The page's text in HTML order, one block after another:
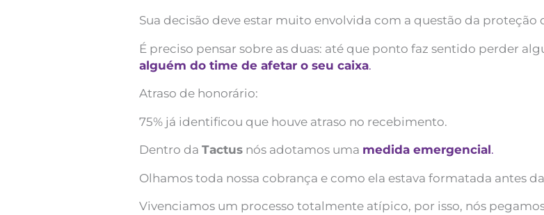
Sua decisão deve estar muito envolvida com a questão da proteção
É preciso pensar sobre as duas: até que ponto faz sentido perder
alguém do time de afetar o seu caixa.
Atraso de honorário:
75% já identificou que houve atraso no recebimento.
Dentro da Tactusnós adotamos uma medida emergencial.
Olhamos toda nossa cobrança e como ela estava formatada antes
Vivenciamos um processo totalmente atípico, por isso, nós